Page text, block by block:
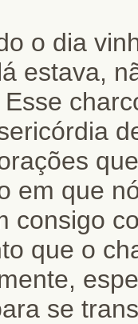
o dia
estava,
em que
consigo
que o
se